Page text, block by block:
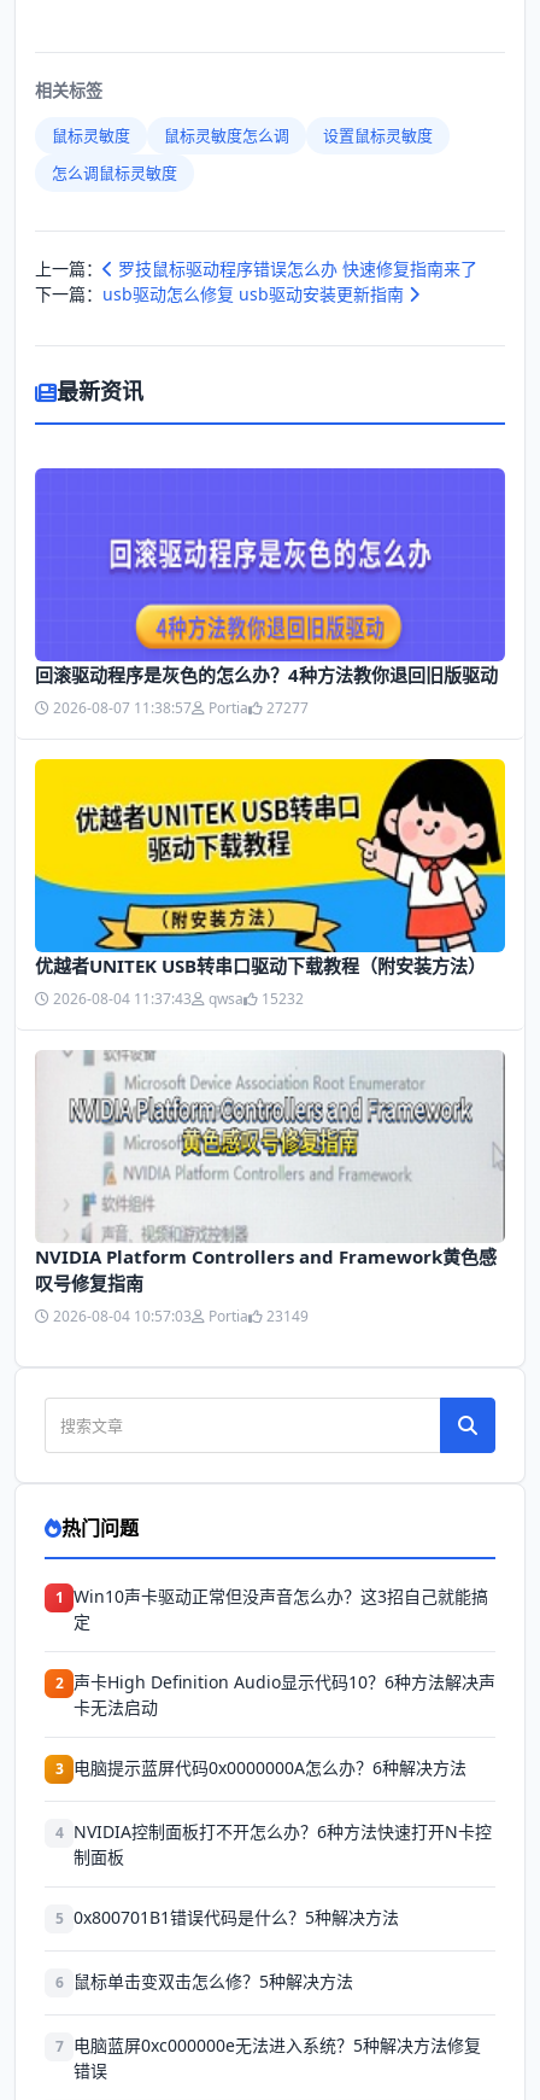
相关标签
鼠标灵敏度 鼠标灵敏度怎么调
设置鼠标灵敏度
怎么调鼠标灵敏度
上一篇：
罗技鼠标驱动程序错误怎么办 快速修复指南来了
下一篇： usb驱动怎么修复 usb驱动安装更新指南
最新资讯
回滚驱动程序是灰色的怎么办？4种方法教你退回旧版驱动
2026-08-07 11:38:57 Portia 27277
优越者UNITEK USB转串口驱动下载教程（附安装方法）
2026-08-04 11:37:43 qwsa 15232
NVIDIA Platform Controllers and Framework黄色感
叹号修复指南
2026-08-04 10:57:03 Portia 23149
热门问题
1 Win10声卡驱动正常但没声音怎么办？这3招自己就能搞
定
2 声卡High Definition Audio显示代码10？6种方法解决声
卡无法启动
3 电脑提示蓝屏代码0x0000000A怎么办？6种解决方法
4 NVIDIA控制面板打不开怎么办？6种方法快速打开N卡控
制面板
5 0x800701B1错误代码是什么？5种解决方法
6 鼠标单击变双击怎么修？5种解决方法
7 电脑蓝屏0xc000000e无法进入系统？5种解决方法修复
错误